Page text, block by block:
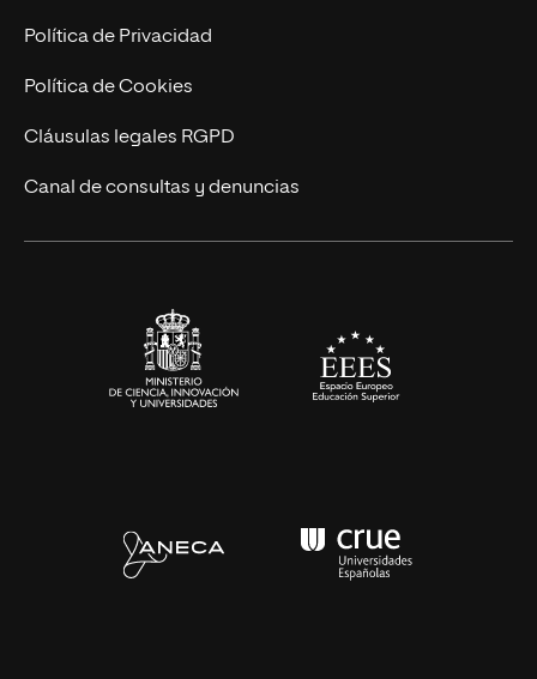
Postgrados
Cursos Universitarios
Trabaja en UNIR
Actualidad
UNIR Revista
Eventos
Política de Privacidad
Política de Cookies
Cláusulas legales RGPD
Canal de consultas y denuncias